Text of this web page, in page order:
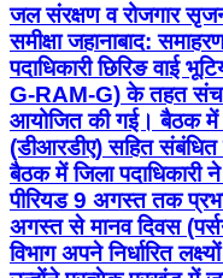
जल संरक्षण व रोजगार
समीक्षा जहानाबाद:
पदाधिकारी छिरिङ वाई
G-RAM-G) के तहत
आयोजित की गई। बैठक में
(डीआरडीए) सहित संबंधित
बैठक में जिला पदाधिकारी
पीरियड 9 अगस्त तक
अगस्त से मानव दिवस
विभाग अपने निर्धारित